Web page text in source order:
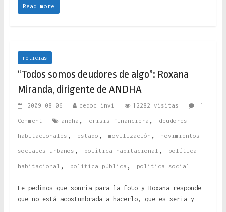
Read more
noticias
“Todos somos deudores de algo”: Roxana
Miranda, dirigente de ANDHA
2009-08-06 cedoc invi 12282 visitas 1
Comment andha , crisis financiera , deudores
habitacionales , estado , movilización , movimientos
sociales urbanos , política habitacional , política
habitacional , política pública , politica social
Le pedimos que sonría para la foto y Roxana responde
que no está acostumbrada a hacerlo, que es seria y